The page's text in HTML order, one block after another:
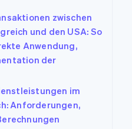
zwischen
und den USA: So
Anwendung,
der
im
Anforderungen,